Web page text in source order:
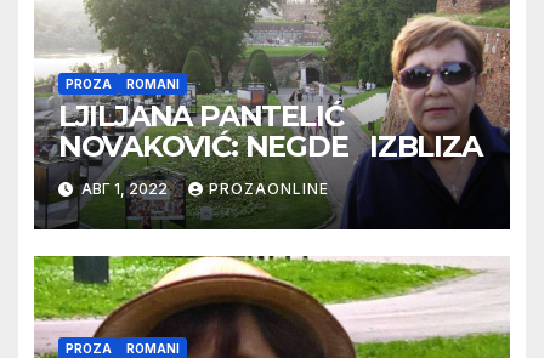
PROZA ROMANI
LJILJANA PANTELIĆ
NOVAKOVIĆ: NEGDE IZBLIZA
АВГ 1, 2022 PROZAONLINE
PROZA ROMANI